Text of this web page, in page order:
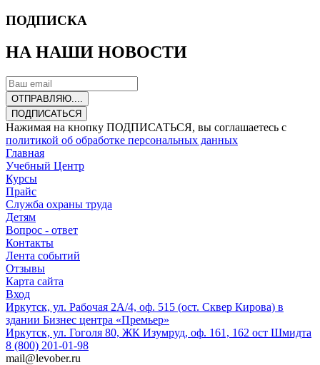
ПОДПИСКА
НА НАШИ НОВОСТИ
ОТПРАВЛЯЮ....
ПОДПИСАТЬСЯ
Нажимая на кнопку ПОДПИСАТЬСЯ, вы соглашаетесь с
политикой об обработке персональных данных
Главная
Учебный Центр
Курсы
Прайс
Служба охраны труда
Детям
Вопрос - ответ
Контакты
Лента событий
Отзывы
Карта сайта
Вход
Иркутск, ул. Рабочая 2А/4, оф. 515 (ост. Сквер Кирова) в
здании Бизнес центра «Премьер»
Иркутск, ул. Гоголя 80, ЖК Изумруд, оф. 161, 162 ост Шмидта
8 (800) 201-01-98
mail@levober.ru